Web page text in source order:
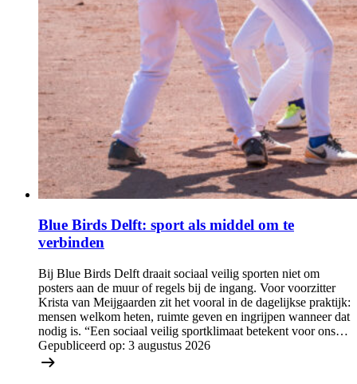
Blue Birds Delft: sport als middel om te
verbinden
Bij Blue Birds Delft draait sociaal veilig sporten niet om
posters aan de muur of regels bij de ingang. Voor voorzitter
Krista van Meijgaarden zit het vooral in de dagelijkse praktijk:
mensen welkom heten, ruimte geven en ingrijpen wanneer dat
nodig is. “Een sociaal veilig sportklimaat betekent voor ons…
Gepubliceerd op: 3 augustus 2026